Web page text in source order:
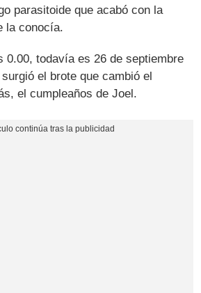
parasitoide que acabó con la
la conocía.
0.00, todavía es 26 de septiembre
el brote que cambió el
el cumpleaños de Joel.